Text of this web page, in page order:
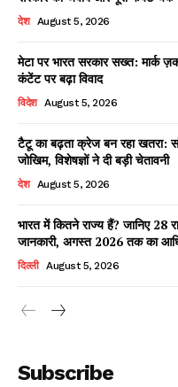
Facebook
X
Read
देश August 5, 2026
मेटा पर भारत सरकार सख्त: मार्क
कंटेंट पर बढ़ा विवाद
विदेश August 5, 2026
टैटू का बढ़ता क्रेज बन रहा खतरा:
जोखिम, विशेषज्ञों ने दी बड़ी चेतावनी
देश August 5, 2026
भारत में कितने राज्य हैं? जानिए 28
जानकारी, अगस्त 2026 तक का
दिल्ली August 5, 2026
Subscribe